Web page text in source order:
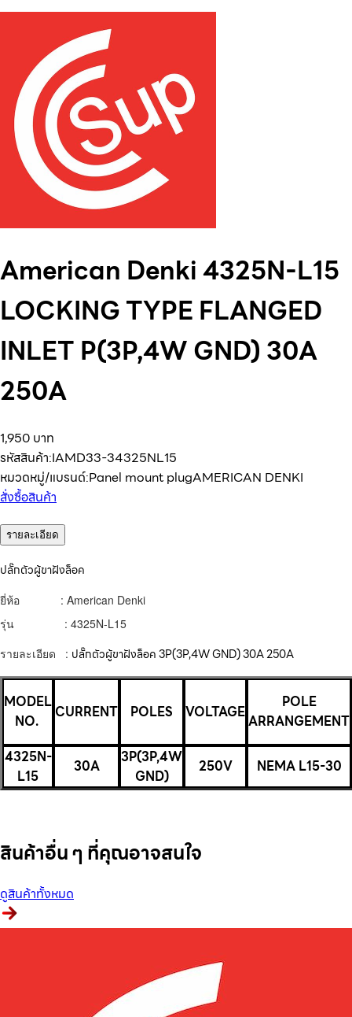
American Denki 4325N-L15
LOCKING TYPE FLANGED
INLET P(3P,4W GND) 30A
250A
1,950 บาท
รหัสสินค้า:IAMD33-34325NL15
หมวดหมู่/แบรนด์:Panel mount plugAMERICAN DENKI
สั่งซื้อสินค้า
รายละเอียด
ปลั๊กตัวผู้ขาฝังล็อค
ยี่ห้อ : American Denki
รุ่น : 4325N-L15
รายละเอียด : ปลั๊กตัวผู้ขาฝังล็อค3P(3P,4W GND) 30A 250A
MODEL
NO.
CURRENT POLES VOLTAGE
POLE
ARRANGEMENT
4325N-
L15
30A
3P(3P,4W
GND)
250V NEMA L15-30
สินค้าอื่น ๆ ที่คุณอาจสนใจ
ดูสินค้าทั้งหมด